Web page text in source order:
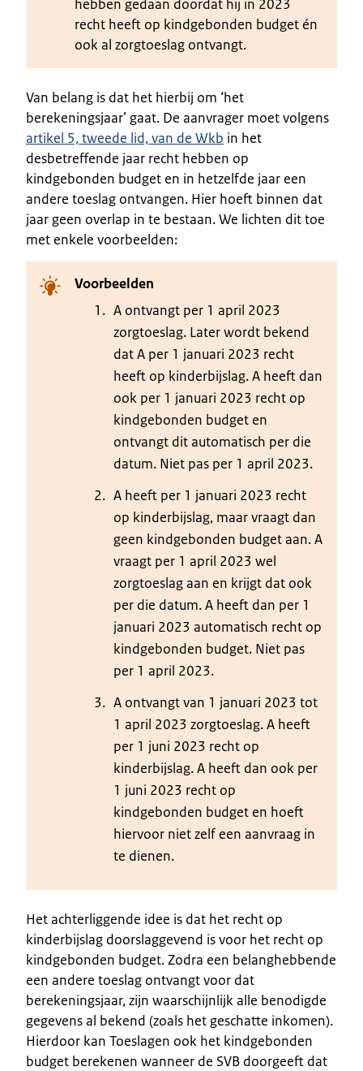
hebben gedaan doordat hij in 2023
recht heeft op kindgebonden budget én
ook al zorgtoeslag ontvangt.
Van belang is dat het hierbij om ‘het
berekeningsjaar’ gaat. De aanvrager moet volgens
artikel 5, tweede lid, van de Wkb in het
desbetreffende jaar recht hebben op
kindgebonden budget en in hetzelfde jaar een
andere toeslag ontvangen. Hier hoeft binnen dat
jaar geen overlap in te bestaan. We lichten dit toe
met enkele voorbeelden:
Voorbeelden
A ontvangt per 1 april 2023
zorgtoeslag. Later wordt bekend
dat A per 1 januari 2023 recht
heeft op kinderbijslag. A heeft dan
ook per 1 januari 2023 recht op
kindgebonden budget en
ontvangt dit automatisch per die
datum. Niet pas per 1 april 2023.
A heeft per 1 januari 2023 recht
op kinderbijslag, maar vraagt dan
geen kindgebonden budget aan. A
vraagt per 1 april 2023 wel
zorgtoeslag aan en krijgt dat ook
per die datum. A heeft dan per 1
januari 2023 automatisch recht op
kindgebonden budget. Niet pas
per 1 april 2023.
A ontvangt van 1 januari 2023 tot
1 april 2023 zorgtoeslag. A heeft
per 1 juni 2023 recht op
kinderbijslag. A heeft dan ook per
1 juni 2023 recht op
kindgebonden budget en hoeft
hiervoor niet zelf een aanvraag in
te dienen.
Het achterliggende idee is dat het recht op
kinderbijslag doorslaggevend is voor het recht op
kindgebonden budget. Zodra een belanghebbende
een andere toeslag ontvangt voor dat
berekeningsjaar, zijn waarschijnlijk alle benodigde
gegevens al bekend (zoals het geschatte inkomen).
Hierdoor kan Toeslagen ook het kindgebonden
budget berekenen wanneer de SVB doorgeeft dat